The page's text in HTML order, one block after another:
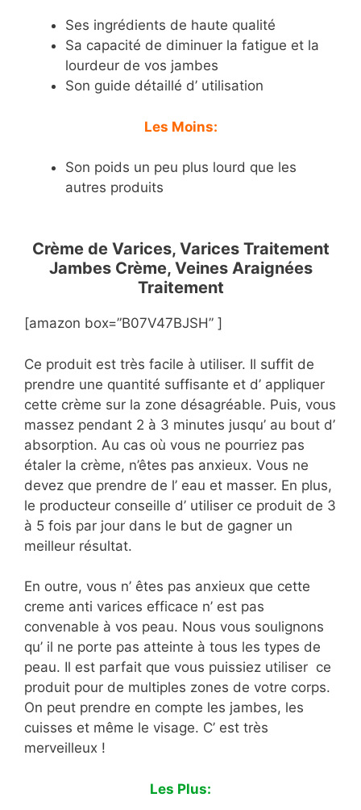
Ses ingrédients de haute qualité
Sa capacité de diminuer la fatigue et la
lourdeur de vos jambes
Son guide détaillé d’ utilisation
Les Moins:
Son poids un peu plus lourd que les
autres produits
Crème de Varices, Varices Traitement
Jambes Crème, Veines Araignées
Traitement
[amazon box=”B07V47BJSH” ]
Ce produit est très facile à utiliser. Il suffit de
prendre une quantité suffisante et d’ appliquer
cette crème sur la zone désagréable. Puis, vous
massez pendant 2 à 3 minutes jusqu’ au bout d’
absorption. Au cas où vous ne pourriez pas
étaler la crème, n’êtes pas anxieux. Vous ne
devez que prendre de l’ eau et masser. En plus,
le producteur conseille d’ utiliser ce produit de 3
à 5 fois par jour dans le but de gagner un
meilleur résultat.
En outre, vous n’ êtes pas anxieux que cette
creme anti varices efficace n’ est pas
convenable à vos peau. Nous vous soulignons
qu’ il ne porte pas atteinte à tous les types de
peau. Il est parfait que vous puissiez utiliser ce
produit pour de multiples zones de votre corps.
On peut prendre en compte les jambes, les
cuisses et même le visage. C’ est très
merveilleux !
Les Plus: